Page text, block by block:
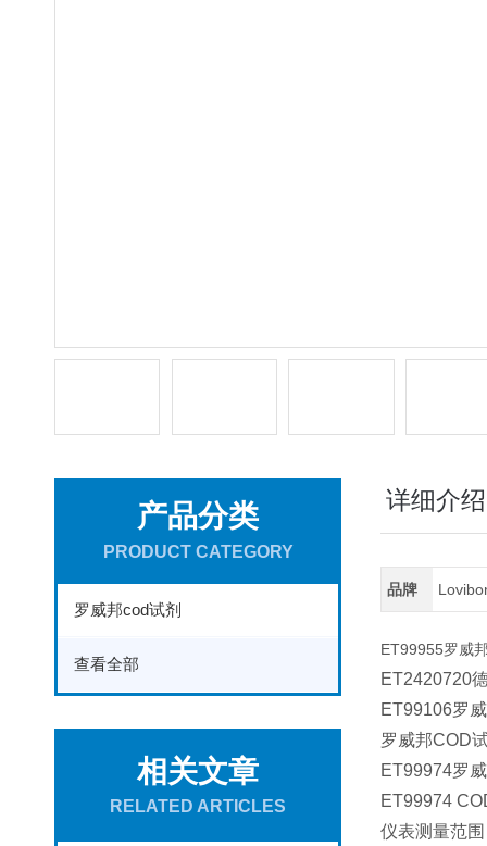
产品分类
PRODUCT CATEGORY
罗威邦cod试剂
查看全部
相关文章
RELATED ARTICLES
详细介绍
品牌
ET99955罗威
ET2420720
ET99106罗
罗威邦COD
ET99974罗
ET99974
仪表测量范